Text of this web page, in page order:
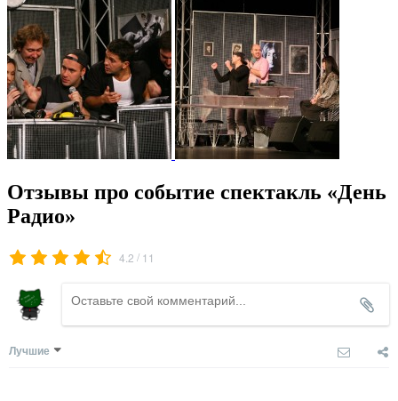
Отзывы про событие спектакль «День
Радио»
4.2 / 11
Лучшие